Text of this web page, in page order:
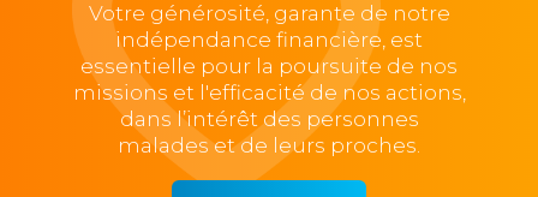
Votre générosité, garante de notre
indépendance financière, est
essentielle pour la poursuite de nos
missions et l'efficacité de nos actions,
dans l’intérêt des personnes
malades et de leurs proches.